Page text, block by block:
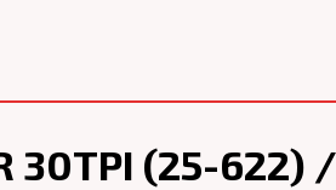
30TPI (25-622)